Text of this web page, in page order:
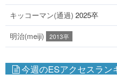
キッコーマン(通過) 2025卒
明治(meiji) 2013卒
今週のESアクセスラン